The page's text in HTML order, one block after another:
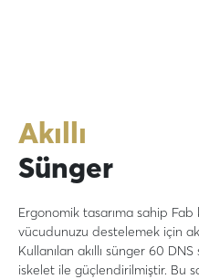
Akıllı
Sünger
Ergonomik tasarıma sahip
vücudunuzu destelemek için
Kullanılan akıllı sünger 60
iskelet ile güçlendirilmiştir. Bu